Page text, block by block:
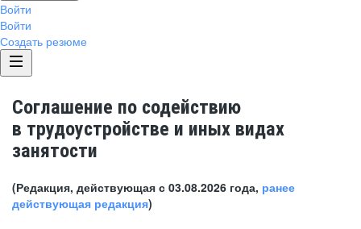
Войти
Войти
Создать резюме
Соглашение по содействию
в трудоустройстве и иных видах
занятости
(Редакция, действующая с 03.08.2026 года, ранее
действующая редакция)